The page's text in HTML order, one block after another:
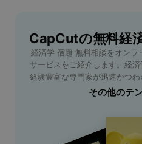
CapCut Pad
CapCutモバイル
動画スタジオ
AI動画ジェネレーター
AI画像ジェネレーター
Dreamina Seedance 2.5
動画エディター＆ジェネ
画像エディター＆ジェネ
音声ジェネレーター＆エ
その他
カレンダーのテンプレート
アニバーサリーのテンプレ
取り組み
アフィリエイト
パイオニアプログラム
クリエイティブパートナー
経済学 宿題 無料相談をオンラ
サービスをご紹介します。経済
経験豊富な専門家が迅速かつ
決します。オンライン対応な
能。今すぐ経済学の宿題やレ
受けて、学力アップを目指し
その他のテ